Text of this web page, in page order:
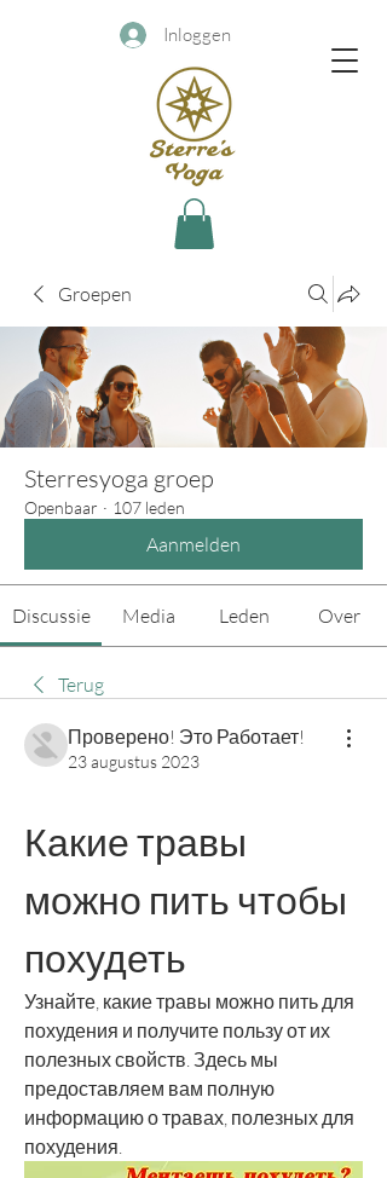
Inloggen
Groepen
Sterresyoga groep
Openbaar · 107 leden
Aanmelden
Discussie Media Leden Over
Terug
Проверено! Это Работает!
23 augustus 2023
Какие травы
можно пить чтобы
похудеть
Узнайте, какие травы можно пить для
похудения и получите пользу от их
полезных свойств. Здесь мы
предоставляем вам полную
информацию о травах, полезных для
похудения.